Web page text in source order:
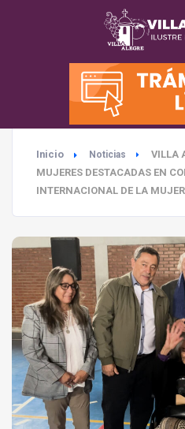
Inicio Noticias
VILLA
MUJERES DESTACADAS EN
INTERNACIONAL DE LA MUJER